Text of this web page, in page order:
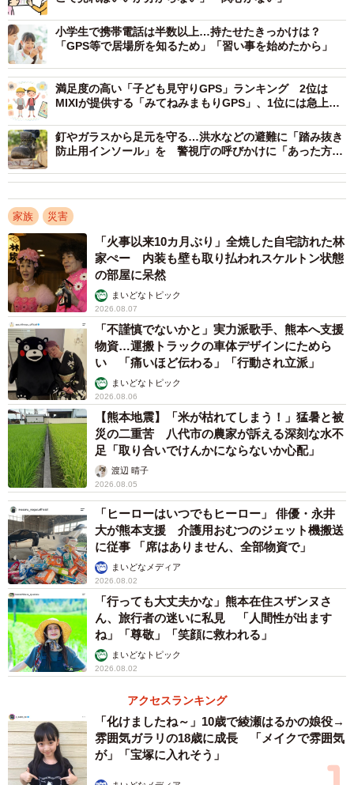
3/6
最も不安に感じている自然災害（提供画像）
さらに、「最も不安に感じている自然災害」としては、
「地震」（81％）が圧倒的多数となったほか、「大雨、土
砂災害」（9％）も挙げられています。
4/6
自宅や周辺地域は、自然災害に対してどれくらい安全だと感じますか？
（提供画像）
次に、「自宅や周辺地域は、自然災害に対してどれくらい
安全だと感じますか」と尋ねたところ、約4割の人が「安
全」（とても安全2％、どちらかといえば安全37％）と回答
しました。
同社は、「安全だと感じている場合でも、事前にハザード
マップを確認したり、避難場所を把握したりすることが、
万が一の際の備えとして重要」とコメントしています。
小学生で携帯電話は半数以上…持たせたきっかけは？
「GPS等で居場所を知るため」「習い事を始めたから」
満足度の高い「子ども見守りGPS」ランキング 2位は
MIXIが提供する「みてねみまもりGPS」、1位には急上昇
釘やガラスから足元を守る…洪水などの避難に「踏み抜き
防止用インソール」を 警視庁の呼びかけに「あった方が
家族 災害
「火事以来10カ月ぶり」全焼した自宅訪れた林
家ぺー 内装も壁も取り払われスケルトン状態
の部屋に呆然
まいどなトピック
2026.08.07
「不謹慎でないかと」実力派歌手、熊本へ支援
物資…運搬トラックの車体デザインにためら
い 「痛いほど伝わる」「行動され立派」
まいどなトピック
2026.08.06
【熊本地震】「米が枯れてしまう！」猛暑と被
災の二重苦 八代市の農家が訴える深刻な水不
足「取り合いでけんかにならないか心配」
渡辺 晴子
2026.08.05
「ヒーローはいつでもヒーロー」 俳優・永井
大が熊本支援 介護用おむつのジェット機搬送
に従事 「席はありません、全部物資で」
まいどなメディア
2026.08.02
「行っても大丈夫かな」熊本在住スザンヌさ
ん、旅行者の迷いに私見 「人間性が出ます
ね」「尊敬」「笑顔に救われる」
まいどなトピック
2026.08.02
アクセスランキング
「化けましたね～」10歳で綾瀬はるかの娘役→
雰囲気ガラリの18歳に成長 「メイクで雰囲気
が」「宝塚に入れそう」